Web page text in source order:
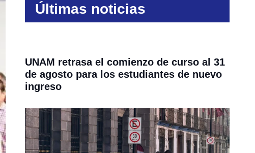
Últimas noticias
UNAM retrasa el comienzo de curso al 31
de agosto para los estudiantes de nuevo
ingreso